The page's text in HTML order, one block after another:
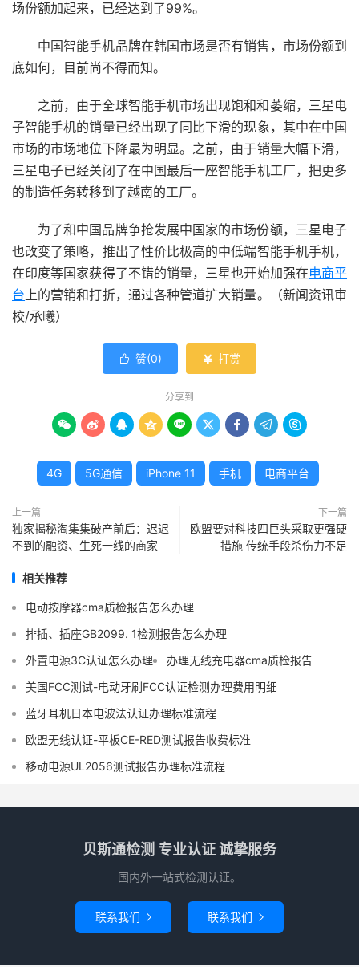
场份额加起来，已经达到了99%。
中国智能手机品牌在韩国市场是否有销售，市场份额到
底如何，目前尚不得而知。
之前，由于全球智能手机市场出现饱和和萎缩，三星电
子智能手机的销量已经出现了同比下滑的现象，其中在中国
市场的市场地位下降最为明显。之前，由于销量大幅下滑，
三星电子已经关闭了在中国最后一座智能手机工厂，把更多
的制造任务转移到了越南的工厂。
为了和中国品牌争抢发展中国家的市场份额，三星电子
也改变了策略，推出了性价比极高的中低端智能手机手机，
在印度等国家获得了不错的销量，三星也开始加强在电商平
台 上的营销和打折，通过各种管道扩大销量。（新闻资讯审
校/承曦）
 赞(0)  打赏
分享到
        
4G 5G通信 iPhone 11 手机 电商平台
上一篇
独家揭秘淘集集破产前后：迟迟
不到的融资、生死一线的商家
下一篇
欧盟要对科技四巨头采取更强硬
措施 传统手段杀伤力不足
相关推荐
电动按摩器cma质检报告怎么办理
排插、插座GB2099. 1检测报告怎么办理
外置电源3C认证怎么办理
办理无线充电器cma质检报告
美国FCC测试-电动牙刷FCC认证检测办理费用明细
蓝牙耳机日本电波法认证办理标准流程
欧盟无线认证-平板CE-RED测试报告收费标准
移动电源UL2056测试报告办理标准流程
贝斯通检测 专业认证 诚挚服务
国内外一站式检测认证。
联系我们  联系我们 